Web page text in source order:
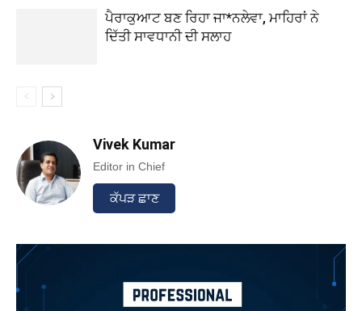
ਪੈਰਾਕੁਆਟ ਬਣ ਰਿਹਾ ਜਾ*ਨਲੇਵਾ, ਮਾਹਿਰਾਂ ਨੇ
ਦਿੱਤੀ ਸਾਵਧਾਨੀ ਦੀ ਸਲਾਹ
Vivek Kumar
Editor in Chief
ਕੱਪੜ ਛਾਣ